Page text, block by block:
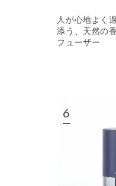
人が心地よく
添う、天然の
フューザー